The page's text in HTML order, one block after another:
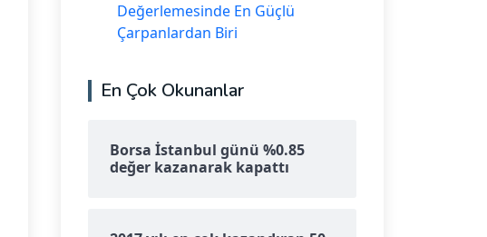
Değerlemesinde En Güçlü
Çarpanlardan Biri
En Çok Okunanlar
Borsa İstanbul günü %0.85
değer kazanarak kapattı